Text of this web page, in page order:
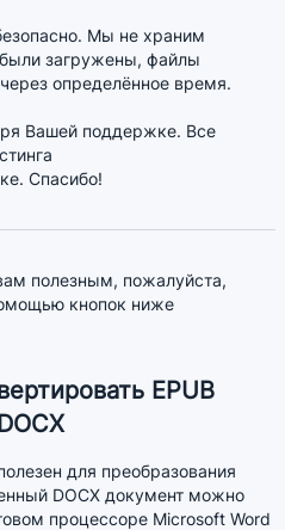
Мы не храним
загружены, файлы
определённое время.
Вашей поддержке. Все
Спасибо!
полезным, пожалуйста,
кнопок ниже
EPUB
для преобразования
DOCX документ можно
процессоре Microsoft Word